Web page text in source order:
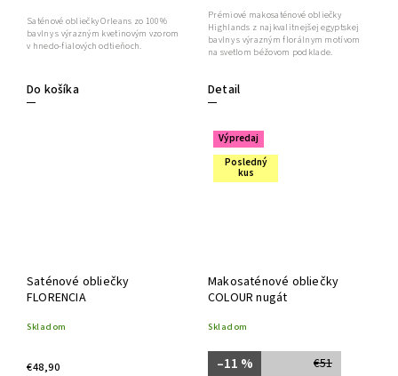
Do košíka
Saténové obliečky Orleans zo 100%
bavlny s výrazným kvetinovým vzorom
v hnedo-fialových odtieňoch.
Detail
Prémiové makosaténové obliečky
Highlands z najkvalitnejšej egyptskej
bavlny s výrazným florálnym motívom
na svetlom béžovom podklade.
Saténové obliečky
FLORENCIA
Skladom
€48,90
Výpredaj
Posledný
kus
Makosaténové obliečky
COLOUR nugát
Skladom
€51
–11 %